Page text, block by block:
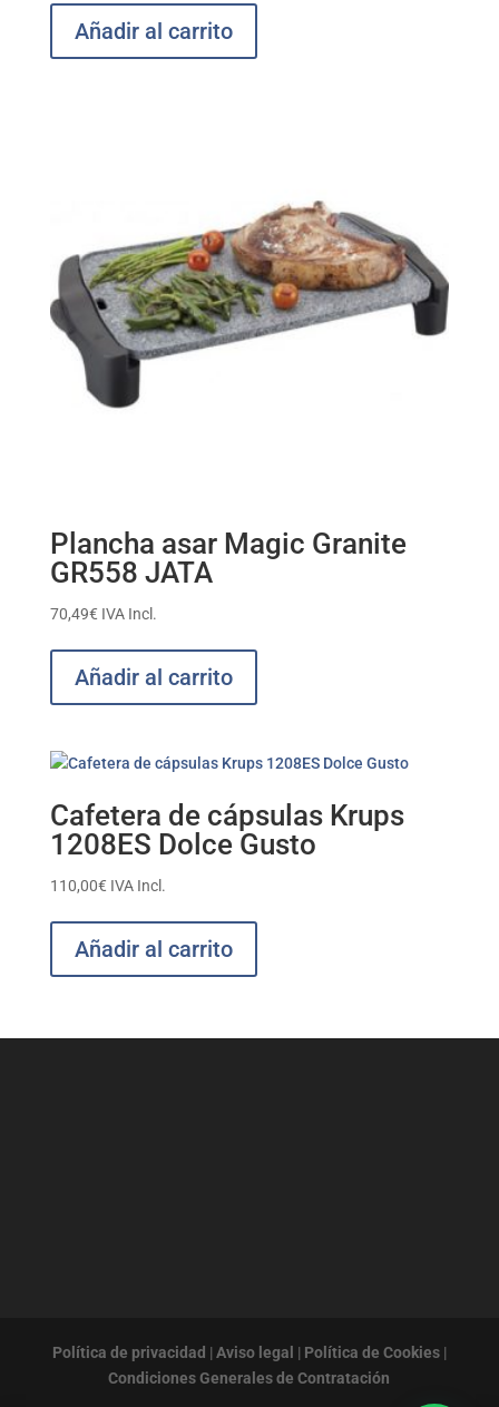
Añadir al carrito
Plancha asar Magic Granite
GR558 JATA
70,49€ IVA Incl.
Añadir al carrito
Cafetera de cápsulas Krups
1208ES Dolce Gusto
110,00€ IVA Incl.
Añadir al carrito
Política de privacidad | Aviso legal | Política de Cookies|
Condiciones Generales de Contratación